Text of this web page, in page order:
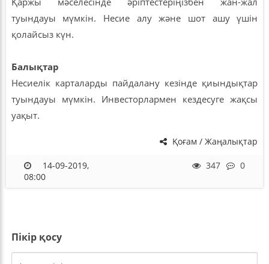
туындауы мүмкін. Несие алу және шот ашу үшін
қолайсыз күн.
Балықтар
Несиелік карталарды пайдалану кезінде қиындықтар
туындауы мүмкін. Инвесторлармен кездесуге жақсы
уақыт.
Қоғам / Жаңалықтар
347 0
14-09-2019,
08:00
Пікір қосу